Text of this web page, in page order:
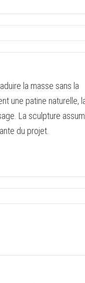
la masse sans la
une patine naturelle,
La sculpture
du projet.